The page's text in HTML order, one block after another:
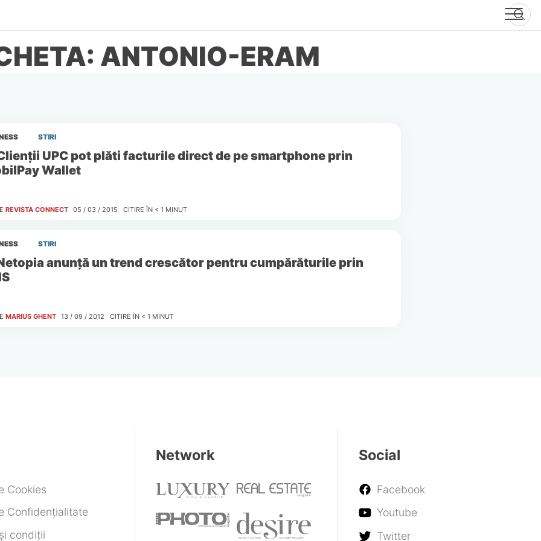
ANTONIO-ERAM
STIRI
UPC pot plăti facturile direct de pe smartphone prin
Wallet
REVISTA CONNECT 05 / 03 / 2015 CITIRE ÎN < 1 MINUT
STIRI
anunţă un trend crescător pentru cumpărăturile prin
MARIUS GHENT 13 / 09 / 2012 CITIRE ÎN < 1 MINUT
Cookies
Confidențialitate
condiții
Network Social
Facebook
Youtube
Twitter